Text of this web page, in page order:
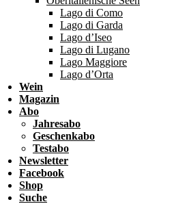
Lago di Como
Lago di Garda
Lago d’Iseo
Lago di Lugano
Lago Maggiore
Lago d’Orta
Wein
Magazin
Abo
Jahresabo
Geschenkabo
Testabo
Newsletter
Facebook
Shop
Suche